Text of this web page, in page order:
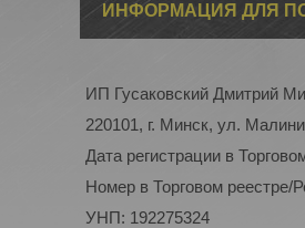
ИНФОРМАЦИЯ ДЛЯ
ИП Гусаковский Дмитрий
220101, г. Минск, ул.
Дата регистрации в
Номер в Торговом реестре/
УНП: 192275324